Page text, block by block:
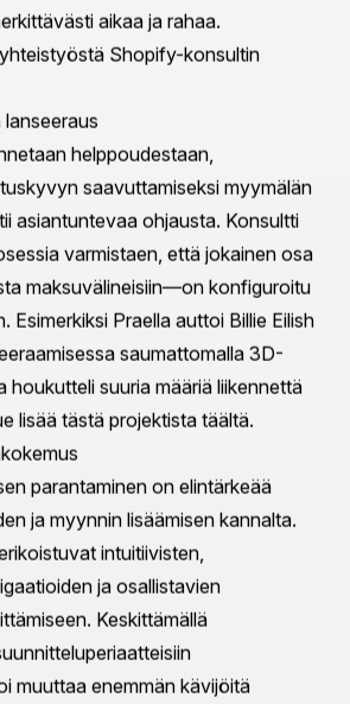
tehokkaat ratkaisut, aina
optimoinnista edistyneiden
ratkaisut
strategiat, Shopify-konsultit
erityisiin
Tämä henkilökohtainen
kohdemarkkinoidesi
analysoinnin ja
ymmärtämisen. Näiden
he kehittävät kattavia
ohjaavat sinua parantamaan
lisäämään toimintatehokkuutta ja
vaatii aikaa ja resursseja.
tätä taakkaa, hoitaen
jotta voit keskittyä
optimoivat myymälän
SEO:n parhaita käytäntöjä ja
ROI:n